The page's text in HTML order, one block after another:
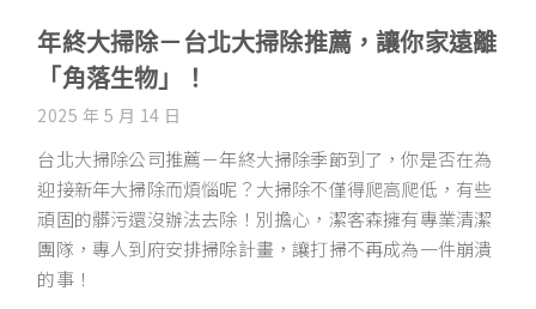
年終大掃除－台北大掃除推薦，讓你家遠離
「角落生物」！
2025 年 5 月 14 日
台北大掃除公司推薦－年終大掃除季節到了，你是否在為
迎接新年大掃除而煩惱呢？大掃除不僅得爬高爬低，有些
頑固的髒污還沒辦法去除！別擔心，潔客森擁有專業清潔
團隊，專人到府安排掃除計畫，讓打掃不再成為一件崩潰
的事！